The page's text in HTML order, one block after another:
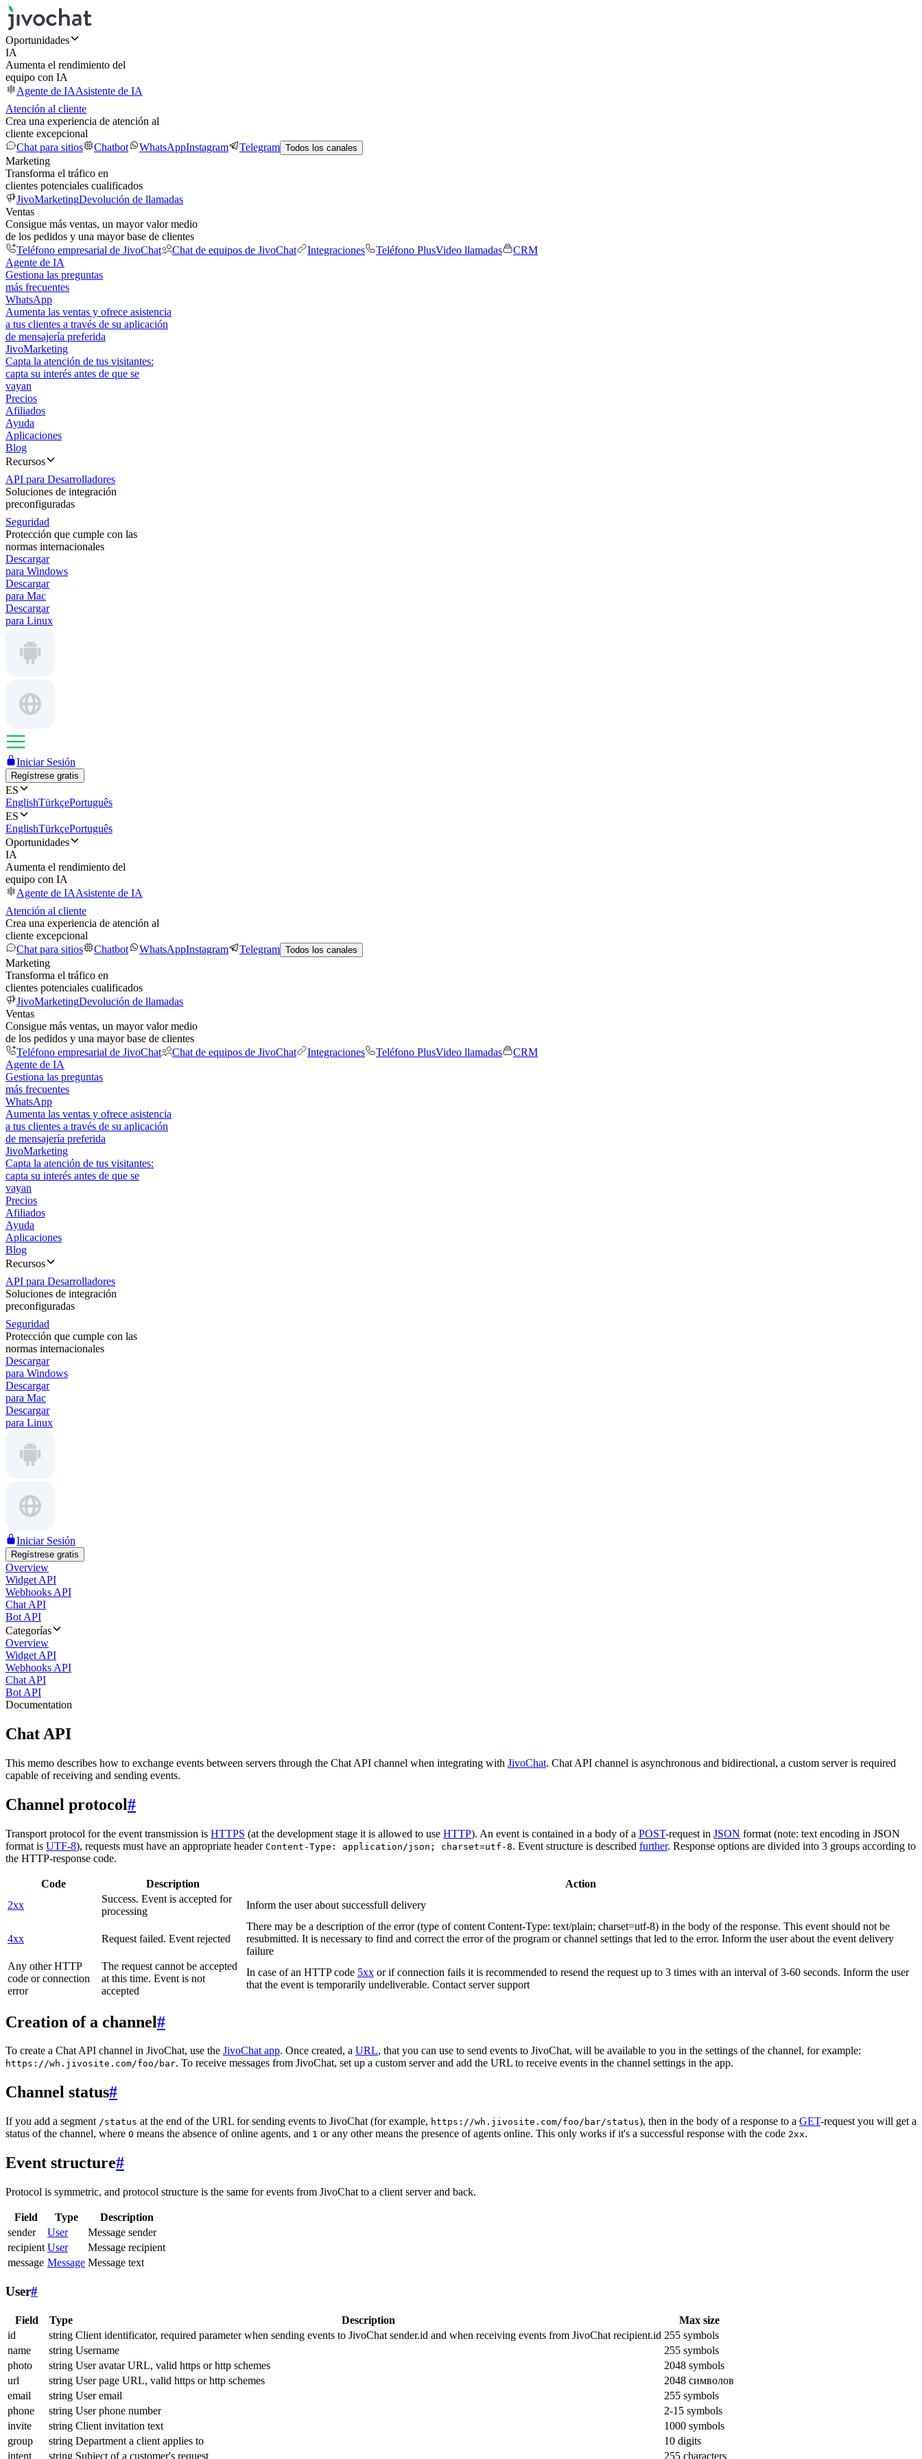
Oportunidades
IA
Aumenta el rendimiento del
equipo con IA
Agente de IAAsistente de IA
Atención al cliente
Crea una experiencia de atención al
cliente excepcional
Chat para sitios
Chatbot WhatsAppInstagram Telegram Todos los canales
Marketing
Transforma el tráfico en
clientes potenciales cualificados
JivoMarketingDevolución de llamadas
Ventas
Consigue más ventas, un mayor valor medio
de los pedidos y una mayor base de clientes
Teléfono empresarial de JivoChat
Chat de equipos de JivoChat Integraciones Teléfono PlusVideo llamadas
CRM
Agente de IA
Gestiona las preguntas
más frecuentes
WhatsApp
Aumenta las ventas y ofrece asistencia
a tus clientes a través de su aplicación
de mensajería preferida
JivoMarketing
Capta la atención de tus visitantes:
capta su interés antes de que se
vayan
Precios
Afiliados
Ayuda
Aplicaciones
Blog
Recursos
API para Desarrolladores
Soluciones de integración
preconfiguradas
Seguridad
Protección que cumple con las
normas internacionales
Descargar
para Windows
Descargar
para Mac
Descargar
para Linux
Iniciar Sesión
Regístrese gratis
ES
EnglishTürkçePortuguês
ES
EnglishTürkçePortuguês
Oportunidades
IA
Aumenta el rendimiento del
equipo con IA
Agente de IAAsistente de IA
Atención al cliente
Crea una experiencia de atención al
cliente excepcional
Chat para sitios
Chatbot WhatsAppInstagram Telegram Todos los canales
Marketing
Transforma el tráfico en
clientes potenciales cualificados
JivoMarketingDevolución de llamadas
Ventas
Consigue más ventas, un mayor valor medio
de los pedidos y una mayor base de clientes
Teléfono empresarial de JivoChat
Chat de equipos de JivoChat Integraciones Teléfono PlusVideo llamadas
CRM
Agente de IA
Gestiona las preguntas
más frecuentes
WhatsApp
Aumenta las ventas y ofrece asistencia
a tus clientes a través de su aplicación
de mensajería preferida
JivoMarketing
Capta la atención de tus visitantes:
capta su interés antes de que se
vayan
Precios
Afiliados
Ayuda
Aplicaciones
Blog
Recursos
API para Desarrolladores
Soluciones de integración
preconfiguradas
Seguridad
Protección que cumple con las
normas internacionales
Descargar
para Windows
Descargar
para Mac
Descargar
para Linux
Iniciar Sesión
Regístrese gratis
Overview
Widget API
Webhooks API
Chat API
Bot API
Categorías
Overview
Widget API
Webhooks API
Chat API
Bot API
Documentation
Chat API
This memo describes how to exchange events between servers through the Chat API channel when integrating with JivoChat. Chat API channel is asynchronous and bidirectional, a custom server is required
capable of receiving and sending events.
Channel protocol#
Transport protocol for the event transmission is HTTPS (at the development stage it is allowed to use HTTP). An event is contained in a body of a POST-request in JSON format (note: text encoding in JSON
format is UTF-8), requests must have an appropriate header Content-Type: application/json; charset=utf-8. Event structure is described further. Response options are divided into 3 groups according to
the HTTP-response code.
Code Description
Action
2xx
Success. Event is accepted for
processing
Inform the user about successfull delivery
4xx Request failed. Event rejected
There may be a description of the error (type of content Content-Type: text/plain; charset=utf-8) in the body of the response. This event should not be
resubmitted. It is necessary to find and correct the error of the program or channel settings that led to the error. Inform the user about the event delivery
failure
Any other HTTP
code or connection
error
The request cannot be accepted
at this time. Event is not
accepted
In case of an HTTP code 5xx or if connection fails it is recommended to resend the request up to 3 times with an interval of 3-60 seconds. Inform the user
that the event is temporarily undeliverable. Contact server support
Creation of a channel#
To create a Chat API channel in JivoChat, use the JivoChat app. Once created, a URL, that you can use to send events to JivoChat, will be available to you in the settings of the channel, for example:
https://wh.jivosite.com/foo/bar. To receive messages from JivoChat, set up a custom server and add the URL to receive events in the channel settings in the app.
Channel status#
If you add a segment /status at the end of the URL for sending events to JivoChat (for example, https://wh.jivosite.com/foo/bar/status), then in the body of a response to a GET-request you will get a
status of the channel, where 0 means the absence of online agents, and 1 or any other means the presence of agents online. This only works if it's a successful response with the code 2xx.
Event structure#
Protocol is symmetric, and protocol structure is the same for events from JivoChat to a client server and back.
Field Type
Description
sender
User
Message sender
recipient User
Message recipient
message Message Message text
User#
Field Type Description
Max size
id
string Client identificator, required parameter when sending events to JivoChat sender.id and when receiving events from JivoChat recipient.id 255 symbols
name
string Username
255 symbols
photo
string User avatar URL, valid https or http schemes
2048 symbols
url
string User page URL, valid https or http schemes
2048 символов
email
string User email
255 symbols
phone
string User phone number
2-15 symbols
invite
string Client invitation text
1000 symbols
group
string Department a client applies to
10 digits
intent
string Subject of a customer's request 255 characters